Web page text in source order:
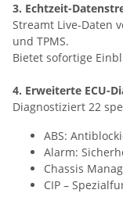
3. Echtzeit-
Streamt Live-Daten
und TPMS.
Bietet sofortige
4. Erweiterte ECU-
Diagnostiziert 22
ABS:
Alarm:
Chassis
CIP –